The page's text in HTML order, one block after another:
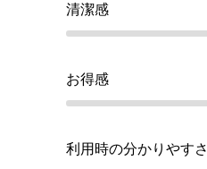
清潔感
お得感
利用時の分かりやすさ